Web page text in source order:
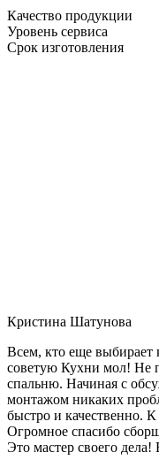
Качество продукции
Уровень сервиса
Срок изготовления
Кристина Шатунова
Всем, кто еще выбирает
советую Кухни мол! Не
спальню. Начиная с
монтажом никаких
быстро и качественно.
Огромное спасибо
Это мастер своего дела!